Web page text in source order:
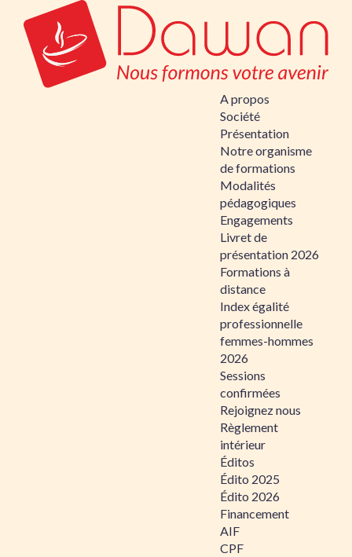
A propos
Société
Présentation
Notre organisme
de formations
Modalités
pédagogiques
Engagements
Livret de
présentation 2026
Formations à
distance
Index égalité
professionnelle
femmes-hommes
2026
Sessions
confirmées
Rejoignez nous
Règlement
intérieur
Éditos
Édito 2025
Édito 2026
Financement
AIF
CPF